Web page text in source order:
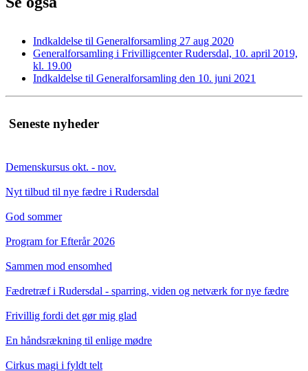
Indkaldelse til Generalforsamling 27 aug 2020
Generalforsamling i Frivilligcenter Rudersdal, 10. april 2019,
kl. 19.00
Indkaldelse til Generalforsamling den 10. juni 2021
Seneste nyheder
Demenskursus okt. - nov.
Nyt tilbud til nye fædre i Rudersdal
God sommer
Program for Efterår 2026
Sammen mod ensomhed
Fædretræf i Rudersdal - sparring, viden og netværk for nye fædre
Frivillig fordi det gør mig glad
En håndsrækning til enlige mødre
Cirkus magi i fyldt telt